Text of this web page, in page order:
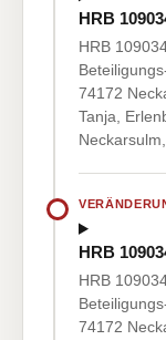
HRB
HRB
74172
Tanja,
HRB
HRB
74172